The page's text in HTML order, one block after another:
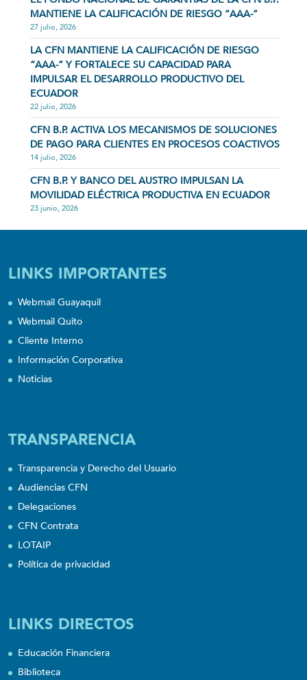
MANTIENE LA CALIFICACIÓN DE RIESGO “AAA-”
27 julio, 2026
LA CFN MANTIENE LA CALIFICACIÓN DE RIESGO
“AAA-” Y FORTALECE SU CAPACIDAD PARA
IMPULSAR EL DESARROLLO PRODUCTIVO DEL
ECUADOR
22 julio, 2026
CFN B.P. ACTIVA LOS MECANISMOS DE SOLUCIONES
DE PAGO PARA CLIENTES EN PROCESOS COACTIVOS
14 julio, 2026
CFN B.P. Y BANCO DEL AUSTRO IMPULSAN LA
MOVILIDAD ELÉCTRICA PRODUCTIVA EN ECUADOR
23 junio, 2026
LINKS IMPORTANTES
Webmail Guayaquil
Webmail Quito
Cliente Interno
Información Corporativa
Noticias
TRANSPARENCIA
Transparencia y Derecho del Usuario
Audiencias CFN
Delegaciones
CFN Contrata
LOTAIP
Política de privacidad
LINKS DIRECTOS
Educación Financiera
Biblioteca